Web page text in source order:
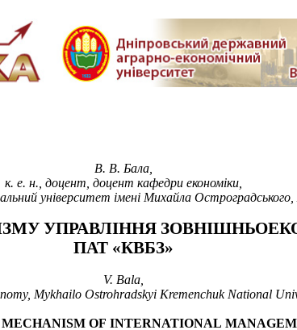
В. В. Бала,
к. е. н., доцент, доцент кафедри економіки,
університет імені Михайла
УПРАВЛІННЯ
ПАТ «КВБЗ»
V. Bala,
Mykhailo Ostrohradskyi KremenchukNational
MECHANISM OF INTERNATIONAL